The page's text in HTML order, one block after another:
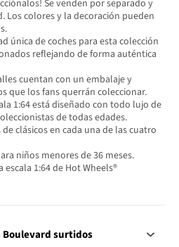
Se venden por separado y
Los colores y la decoración pueden
única de coches para esta colección
reflejando de forma auténtica
cuentan con un embalaje y
que los fans querrán coleccionar.
1:64 está diseñado con todo lujo de
de todas edades.
clásicos en cada una de las cuatro
niños menores de 36 meses.
1:64 de Hot Wheels®
Boulevard surtidos